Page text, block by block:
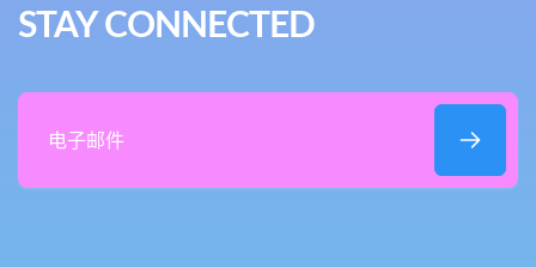
STAY CONNECTED
电